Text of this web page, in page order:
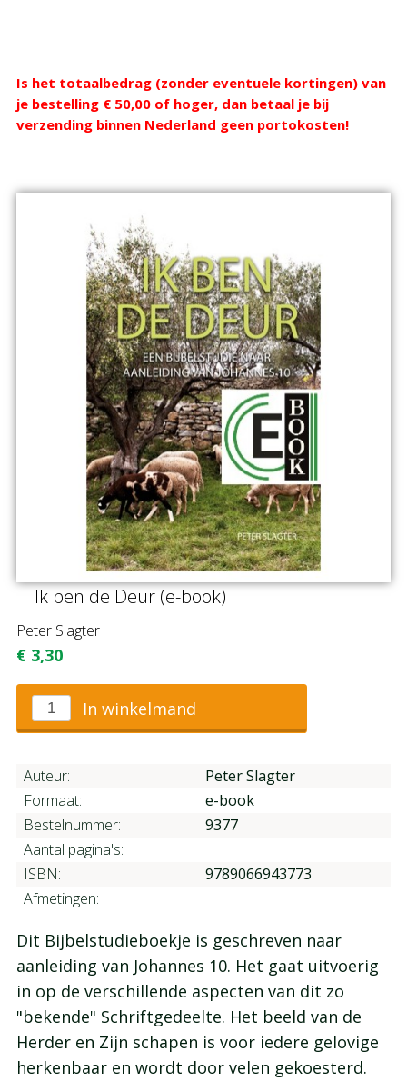
Webshop
Is het totaalbedrag (zonder eventuele kortingen) van
je bestelling € 50,00 of hoger, dan betaal je bij
verzending binnen Nederland geen portokosten!
Ik ben de Deur (e-book)
Peter Slagter
€ 3,30
In winkelmand
Auteur:
Peter Slagter
Formaat:
e-book
Bestelnummer:
9377
Aantal pagina's:
ISBN:
9789066943773
Afmetingen:
Dit Bijbelstudieboekje is geschreven naar
aanleiding van Johannes 10. Het gaat uitvoerig
in op de verschillende aspecten van dit zo
"bekende" Schriftgedeelte. Het beeld van de
Herder en Zijn schapen is voor iedere gelovige
herkenbaar en wordt door velen gekoesterd.